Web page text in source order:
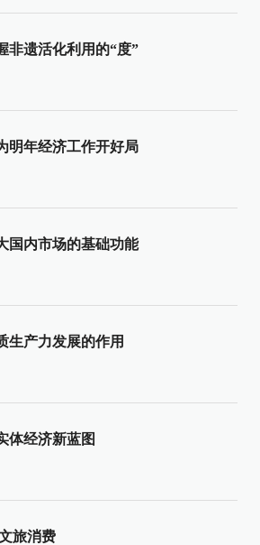
非遗活化利用的“度”
明年经济工作开好局
国内市场的基础功能
生产力发展的作用
体经济新蓝图
旅消费